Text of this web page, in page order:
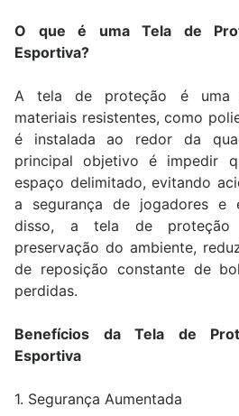
O que é uma Tela de
Esportiva?
A tela de proteção é uma
materiais resistentes, como
é instalada ao redor da
principal objetivo é impedir
espaço delimitado, evitando
a segurança de jogadores e
disso, a tela de proteção
preservação do ambiente,
de reposição constante de
perdidas.
Benefícios da Tela de
Esportiva
1. Segurança Aumentada